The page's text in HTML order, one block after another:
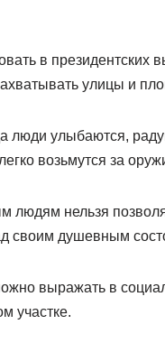
в
улицы и
люди улыбаются,
возьмутся за
людям нельзя
своим душевным
выражать в
участке.